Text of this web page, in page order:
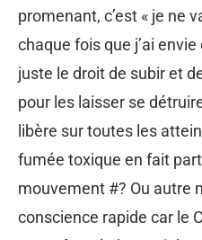
promenant, c’est « je ne
chaque fois que j’ai
juste le droit de subir et
pour les laisser se
libère sur toutes les
fumée toxique en fait
mouvement #? Ou autre
conscience rapide car le